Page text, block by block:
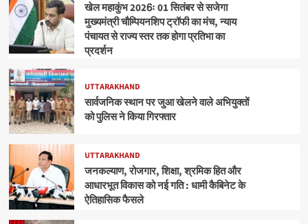
खेल महाकुंभ 2026ः 01 सितंबर से सजेगा
मुख्यमंत्री चौम्पियनशिप ट्रॉफी का मंच, न्याय
पंचायत से राज्य स्तर तक होगा प्रतिभा का
प्रदर्शन
UTTARAKHAND
सार्वजनिक स्थान पर जुआ खेलने वाले अभियुक्तों
को पुलिस ने किया गिरफ्तार
UTTARAKHAND
जनकल्याण, रोजगार, शिक्षा, श्रमिक हित और
आधारभूत विकास को नई गति : धामी कैबिनेट के
ऐतिहासिक फैसले